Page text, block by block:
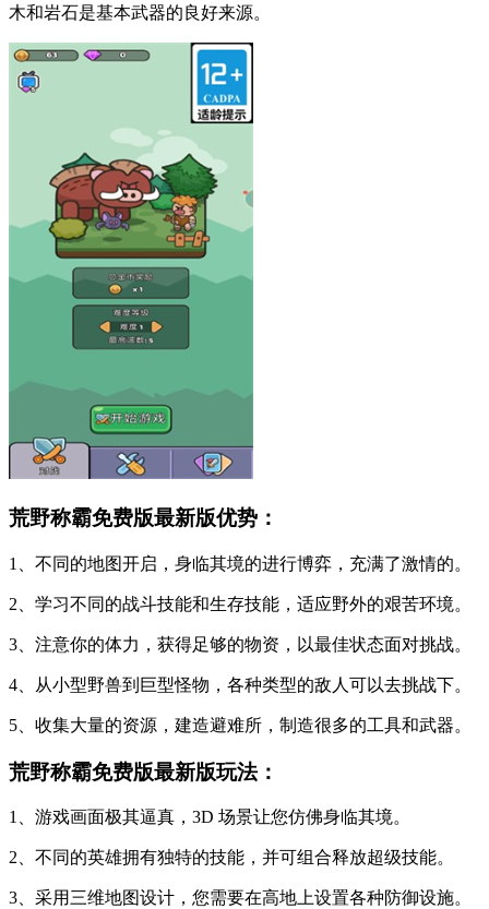
木和岩石是基本武器的良好来源。
荒野称霸免费版最新版优势：
1、不同的地图开启，身临其境的进行博弈，充满了激情的。
2、学习不同的战斗技能和生存技能，适应野外的艰苦环境。
3、注意你的体力，获得足够的物资，以最佳状态面对挑战。
4、从小型野兽到巨型怪物，各种类型的敌人可以去挑战下。
5、收集大量的资源，建造避难所，制造很多的工具和武器。
荒野称霸免费版最新版玩法：
1、游戏画面极其逼真，3D 场景让您仿佛身临其境。
2、不同的英雄拥有独特的技能，并可组合释放超级技能。
3、采用三维地图设计，您需要在高地上设置各种防御设施。